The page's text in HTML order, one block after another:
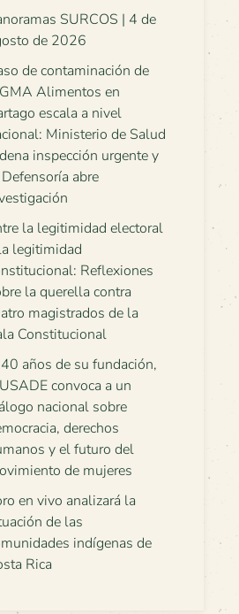
SURCOS | 4 de
de 2026
de contaminación de
Alimentos en
escala a nivel
Ministerio de Salud
inspección urgente y
abre
la legitimidad electoral
legitimidad
Reflexiones
la querella contra
magistrados de la
Constitucional
años de su fundación,
convoca a un
nacional sobre
derechos
y el futuro del
de mujeres
en vivo analizará la
de las
indígenas de
Rica